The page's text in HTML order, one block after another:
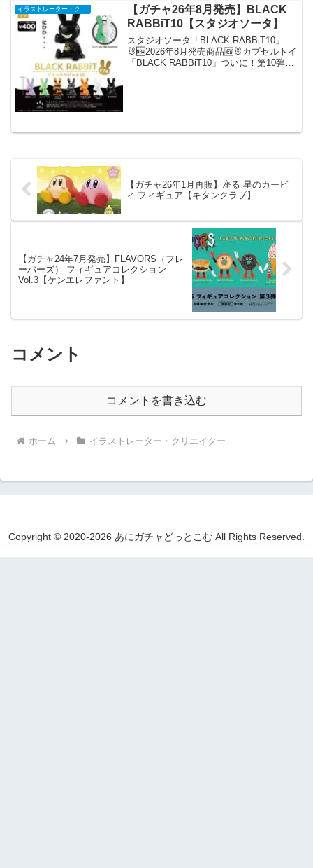
の第2弾が全国のカプセルトイ売り場から
発売さ...
【ガチャ26年8月発売】BLACK
RABBiT10【スタジオソータ】
スタジオソータ「BLACK RABBiT10」
🐰🆕2026年8月発売商品🆕🐰カプセルトイ
「BLACK RABBiT10」ついに！第10弾が
【ガチャ26年1月再販】座る 星のカービ
ィ フィギュア【キタンクラブ】
【ガチャ24年7月発売】FLAVORS（フレ
ーバーズ） フィギュアコレクション
Vol.3【ケンエレファント】
コメント
コメントを書き込む
ホーム イラストレーター・クリエイター
Copyright © 2020-2026 あにガチャどっとこむ All Rights Reserved.